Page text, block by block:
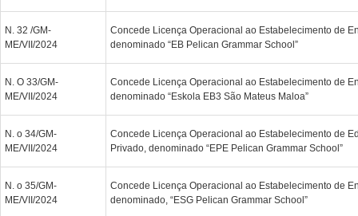
N. 32 /GM-
ME/VII/2024
Concede Licença Operacional ao Estabelecimento de
denominado “EB Pelican Grammar School”
N. O 33/GM-
ME/VII/2024
Concede Licença Operacional ao Estabelecimento de
denominado “Eskola EB3 São Mateus Maloa”
N. o 34/GM-
ME/VII/2024
Concede Licença Operacional ao Estabelecimento de
Privado, denominado “EPE Pelican Grammar School”
N. o 35/GM-
ME/VII/2024
Concede Licença Operacional ao Estabelecimento de
denominado, “ESG Pelican Grammar School”